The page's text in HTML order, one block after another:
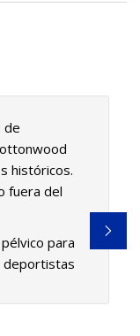
de
históricos.
fuera del
para
deportistas